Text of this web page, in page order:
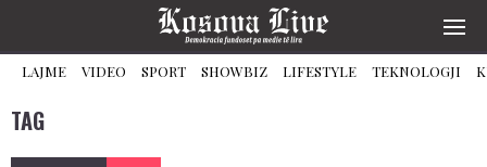
LAJME VIDEO SPORT SHOWBIZ LIFESTYLE TEKNOLOGJI
TAG